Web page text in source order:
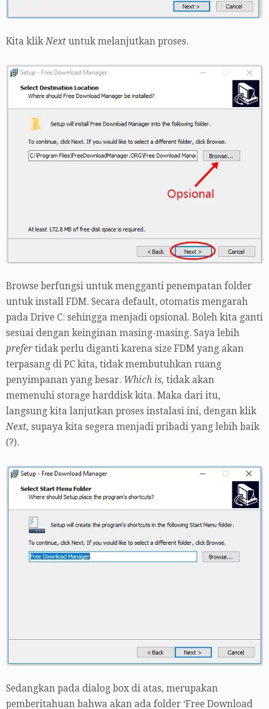
Kita klikNext untuk melanjutkan proses.
Browse berfungsi untuk mengganti penempatan folder
untuk install FDM. Secara default, otomatis mengarah
pada Drive C: sehingga menjadi opsional. Boleh kita ganti
sesuai dengan keinginan masing-masing. Saya lebih
prefertidak perlu diganti karena size FDM yang akan
terpasang di PC kita, tidak membutuhkan ruang
penyimpanan yang besar. Which is, tidak akan
memenuhi storage harddisk kita. Maka dari itu,
langsung kita lanjutkan proses instalasi ini, dengan klik
Next, supaya kita segera menjadi pribadi yang lebih baik
(?).
Sedangkan pada dialog box di atas, merupakan
pemberitahuan bahwa akan ada folder ‘Free Download